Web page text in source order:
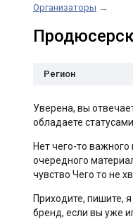
Организаторы →
Регион
Уверена, вы
обладаете
Нет чего-то
очередного
чувство Чего то не
Приходите, пишите,
бренд, если вы уже